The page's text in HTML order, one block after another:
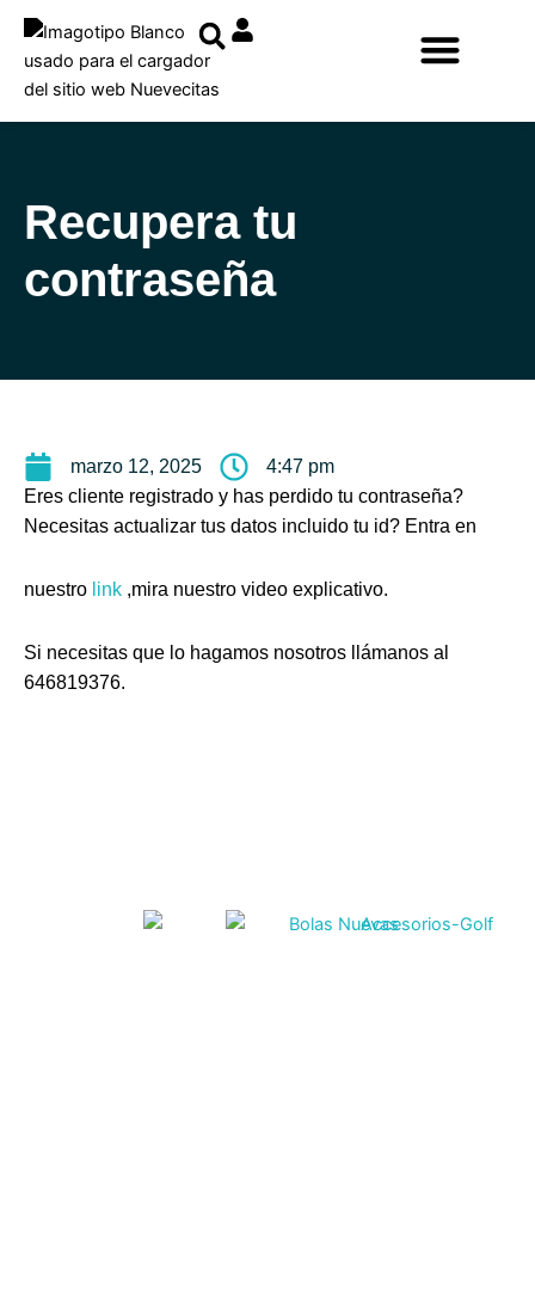
contenido
Recupera tu
contraseña
marzo 12, 2025
4:47 pm
Eres cliente registrado y has perdido tu contraseña?
Necesitas actualizar tus datos incluido tu id? Entra en
nuestro link ,mira nuestro video explicativo.
Si necesitas que lo hagamos nosotros llámanos al
646819376.